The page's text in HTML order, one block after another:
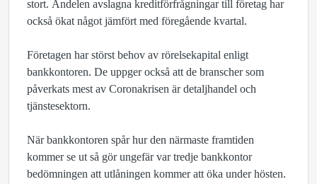
stort. Andelen avslagna kreditförfrågningar till företag har
också ökat något jämfört med föregående kvartal.
Företagen har störst behov av rörelsekapital enligt
bankkontoren. De uppger också att de branscher som
påverkats mest av Coronakrisen är detaljhandel och
tjänstesektorn.
När bankkontoren spår hur den närmaste framtiden
kommer se ut så gör ungefär var tredje bankkontor
bedömningen att utlåningen kommer att öka under hösten.